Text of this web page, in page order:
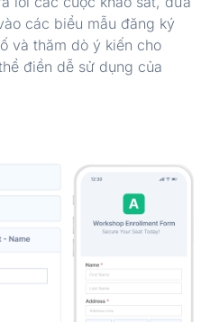
các biểu mẫu đăng ký
và thăm dò ý kiến ​​cho
điền dễ sử dụng của